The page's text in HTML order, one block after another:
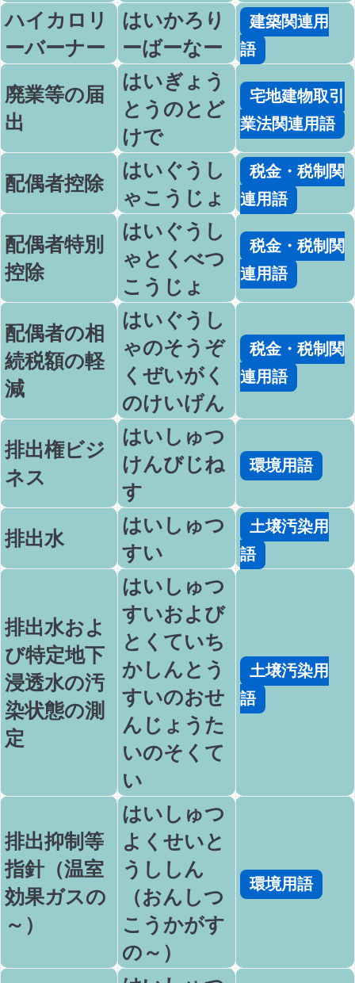
ハイカロリ
ーバーナー
はいかろり
ーばーなー
建築関連用
語
廃業等の届
出
はいぎょう
とうのとど
けで
宅地建物取引
業法関連用語
配偶者控除
はいぐうし
ゃこうじょ
税金・税制関
連用語
配偶者特別
控除
はいぐうし
ゃとくべつ
こうじょ
税金・税制関
連用語
配偶者の相
続税額の軽
減
はいぐうし
ゃのそうぞ
くぜいがく
のけいげん
税金・税制関
連用語
排出権ビジ
ネス
はいしゅつ
けんびじね
す
環境用語
排出水
はいしゅつ
すい
土壌汚染用
語
排出水およ
び特定地下
浸透水の汚
染状態の測
定
はいしゅつ
すいおよび
とくていち
かしんとう
すいのおせ
んじょうた
いのそくて
い
土壌汚染用
語
排出抑制等
指針（温室
効果ガスの
～）
はいしゅつ
よくせいと
うししん
（おんしつ
こうかがす
の～）
環境用語